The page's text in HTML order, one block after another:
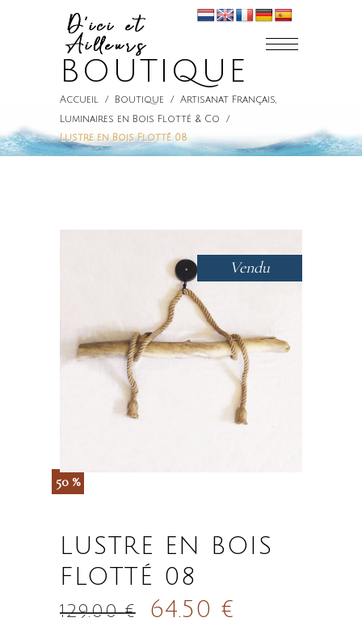
BOUTIQUE
Accueil / Boutique / Artisanat Français,
Luminaires en Bois Flotté & Co /
Lustre en Bois Flotté 08
Vendu
50 %
LUSTRE EN BOIS
FLOTTÉ 08
129.00€ 64.50 €